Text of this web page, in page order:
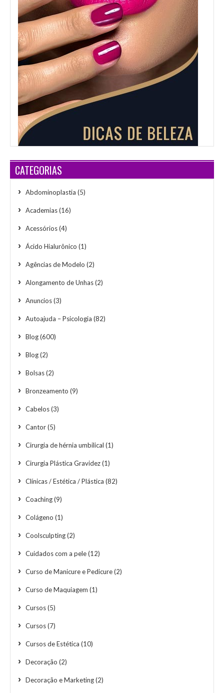
CATEGORIAS
Abdominoplastia (5)
Academias(16)
Acessórios(4)
Ácido Hialurônico (1)
Agências de Modelo (2)
Alongamento de Unhas(2)
Anuncios(3)
Autoajuda – Psicologia (82)
Blog(600)
Blog(2)
Bolsas(2)
Bronzeamento (9)
Cabelos(3)
Cantor(5)
Cirurgia de hérnia umbilical (1)
Cirurgia Plástica Gravidez(1)
Clínicas / Estética / Plástica (82)
Coaching(9)
Colágeno (1)
Coolsculpting(2)
Cuidados com a pele(12)
Curso de Manicure e Pedicure(2)
Curso de Maquiagem (1)
Cursos(5)
Cursos(7)
Cursos de Estética (10)
Decoração (2)
Decoração e Marketing(2)